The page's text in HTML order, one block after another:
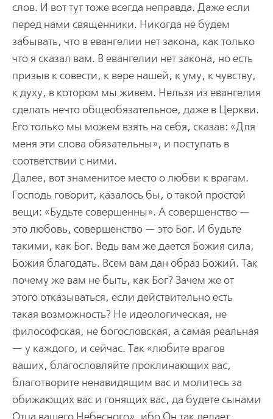
слов. И вот тут тоже всегда неправда. Даже если
перед нами священники. Никогда не будем
забывать, что в евангелии нет закона, как только
что я сказал вам. В евангелии нет закона, но есть
призыв к совести, к вере нашей, к уму, к чувству,
к духу, в котором мы живем. Нельзя из евангелия
сделать нечто общеобязательное, даже в Церкви.
Его только мы можем взять на себя, сказав: «Для
меня эти слова обязательны», и поступать в
соответствии с ними.
Далее, вот знаменитое место о любви к врагам.
Господь говорит, казалось бы, о такой простой
вещи: «Будьте совершенны». А совершенство —
это любовь, совершенство — это Бог. И будьте
такими, как Бог. Ведь вам же дается Божия сила,
Божия благодать. Всем вам дан образ Божий. Так
почему же вам не быть, как Бог? Зачем же от
этого отказываться, если действительно есть
такая возможность? Не идеологическая, не
философская, не богословская, а самая реальная
— у каждого, и сейчас. Так «любите врагов
ваших, благословляйте проклинающих вас,
благотворите ненавидящим вас и молитесь за
обижающих вас и гонящих вас, да будете сынами